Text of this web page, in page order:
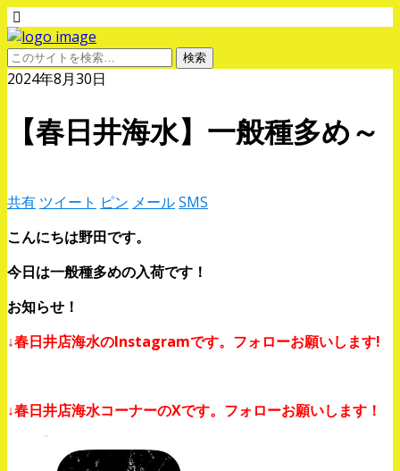
2024年8月30日
【春日井海水】一般種多め～
共有 ツイート ピン メールSMS
こんにちは野田です。
今日は一般種多めの入荷です！
お知らせ！
↓春日井店海水のInstagramです。フォローお願いします!
↓春日井店海水コーナーのXです。フォローお願いします！